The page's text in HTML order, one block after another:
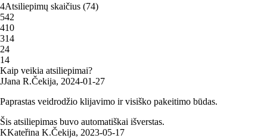
4Atsiliepimų skaičius (74)
542
410
314
24
14
Kaip veikia atsiliepimai?
JJana R.Čekija, 2024‑01‑27
Paprastas veidrodžio klijavimo ir visiško pakeitimo būdas.
Šis atsiliepimas buvo automatiškai išverstas.
KKateřina K.Čekija, 2023‑05‑17